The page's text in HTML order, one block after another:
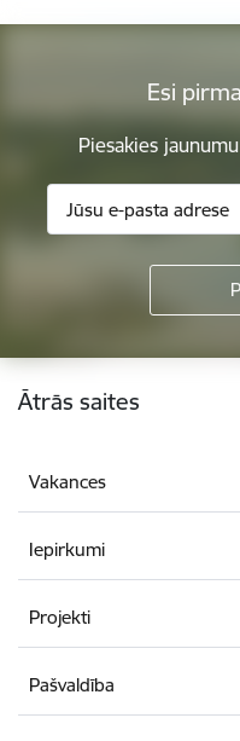
Esi
Piesakies
Kājene
Ātrās saites
Vakances
Iepirkumi
Projekti
Pašvaldība